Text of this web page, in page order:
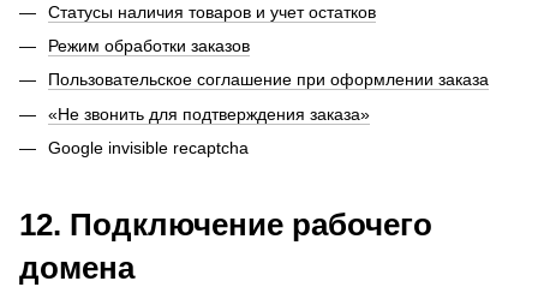
Статусы наличия товаров и учет остатков
Режим обработки заказов
Пользовательское соглашение при оформлении заказа
«Не звонить для подтверждения заказа»
Google invisible recaptcha
12. Подключение рабочего
домена